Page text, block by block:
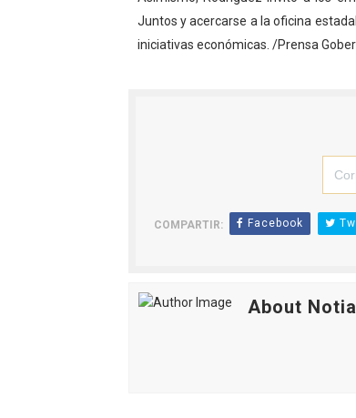
Juntos y acercarse a la oficina
iniciativas económicas. /Prensa
COMPARTIR: Facebook
About